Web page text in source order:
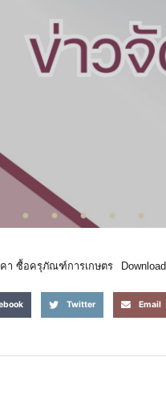
า ซื้อครุภัณฑ์การเกษตร Download
Twitter Email